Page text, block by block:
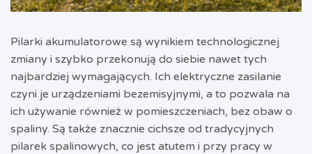
Pilarki akumulatorowe są wynikiem technologicznej
zmiany i szybko przekonują do siebie nawet tych
najbardziej wymagających. Ich elektryczne zasilanie
czyni je urządzeniami bezemisyjnymi, a to pozwala na
ich używanie również w pomieszczeniach, bez obaw o
spaliny. Są także znacznie cichsze od tradycyjnych
pilarek spalinowych, co jest atutem i przy pracy w